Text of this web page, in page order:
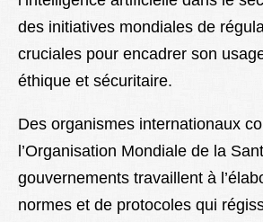
des initiatives mondiales de
cruciales pour encadrer son
éthique et sécuritaire.
Des organismes internationaux
l’Organisation Mondiale de la
gouvernements travaillent à
normes et de protocoles qui